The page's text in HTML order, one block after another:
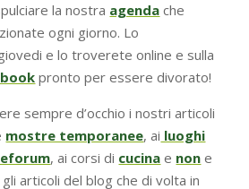
la nostra agenda che
ogni giorno. Lo
e lo troverete online e sulla
pronto per essere divorato!
sempre d’occhio i nostri articoli
mostre temporanee, ai luoghi
, ai corsi di cucina e non e
articoli del blog che di volta in